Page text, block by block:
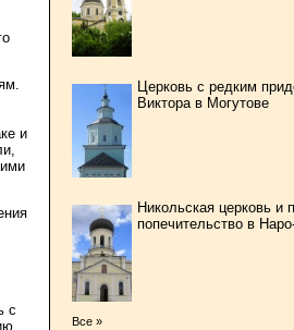
и
с
Церковь с редким
Виктора в Могутове
Никольская церковь и
попечительство в
Все »